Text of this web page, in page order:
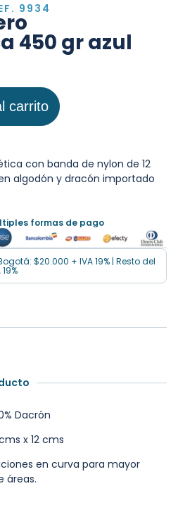
9934
450 gr azul
carrito
con banda de nylon de 12
algodón y dracón importado
formas de pago
$20.000 + IVA 19% | Resto del
Dacrón
x 12 cms
en curva para mayor
áreas.